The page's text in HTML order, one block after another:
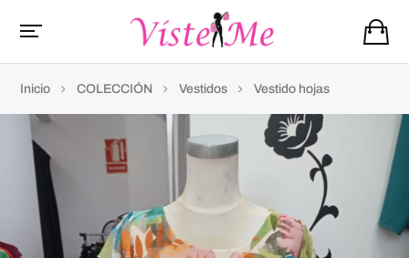
Inicio COLECCIÓN Vestidos Vestido hojas